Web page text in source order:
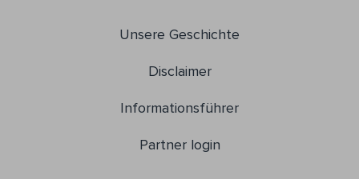
Unsere Geschichte
Disclaimer
Informationsführer
Partner login